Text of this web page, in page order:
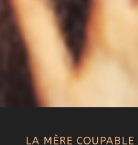
LA MÈRE COUPABLE